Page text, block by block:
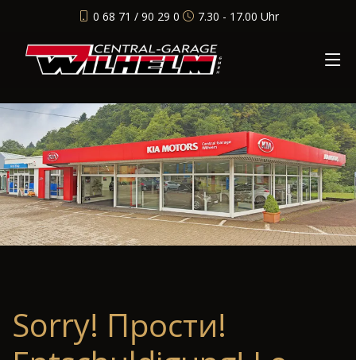
0 68 71 / 90 29 0 7.30 - 17.00 Uhr
Sorry! Прости!